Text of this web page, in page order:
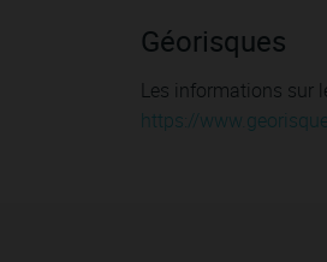
Géorisques
Les informations sur
https://